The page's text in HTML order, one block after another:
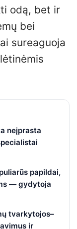
odą, bet ir
bei
sureaguoja
neįprasta
papildai,
— gydytoja
tvarkytojos–
ir